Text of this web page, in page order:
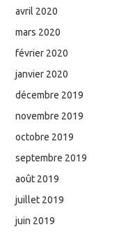
avril 2020
mars 2020
février 2020
janvier 2020
décembre 2019
novembre 2019
octobre 2019
septembre 2019
août 2019
juillet 2019
juin 2019